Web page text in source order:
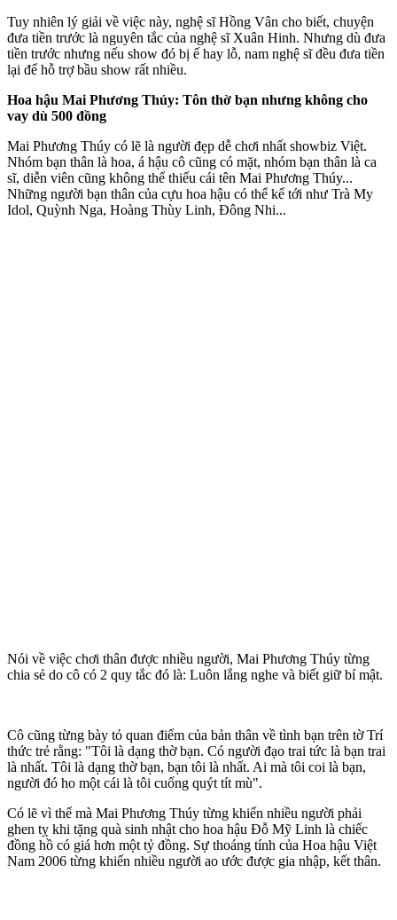
Tuy nhiên lý giải về việc này, nghệ sĩ Hồng Vân cho biết, chuyện
đưa tiền trước là nguyên tắc của nghệ sĩ Xuân Hinh. Nhưng dù đưa
tiền trước nhưng nếu show đó bị ế hay lỗ, nam nghệ sĩ đều đưa tiền
lại để hỗ trợ bầu show rất nhiều.
Hoa hậu Mai Phương Thúy: Tôn thờ bạn nhưng không cho
vay dù 500 đồng
Mai Phương Thúy có lẽ là người đẹp dễ chơi nhất showbiz Việt.
Nhóm bạn thân là hoa, á hậu cô cũng có mặt, nhóm bạn thân là ca
sĩ, diễn viên cũng không thể thiếu cái tên Mai Phương Thúy...
Những người bạn thân của cựu hoa hậu có thể kể tới như Trà My
Idol, Quỳnh Nga, Hoàng Thùy Linh, Đông Nhi...
Nói về việc chơi thân được nhiều người, Mai Phương Thúy từng
chia sẻ do cô có 2 quy tắc đó là: Luôn lắng nghe và biết giữ bí mật.
Cô cũng từng bày tỏ quan điểm của bản thân về tình bạn trên tờ Trí
thức trẻ rằng: "Tôi là dạng thờ bạn. Có người đạo trai tức là bạn trai
là nhất. Tôi là dạng thờ bạn, bạn tôi là nhất. Ai mà tôi coi là bạn,
người đó ho một cái là tôi cuống quýt tít mù".
Có lẽ vì thế mà Mai Phương Thúy từng khiến nhiều người phải
ghen tỵ khi tặng quà sinh nhật cho hoa hậu Đỗ Mỹ Linh là chiếc
đồng hồ có giá hơn một tỷ đồng. Sự thoáng tính của Hoa hậu Việt
Nam 2006 từng khiến nhiều người ao ước được gia nhập, kết thân.